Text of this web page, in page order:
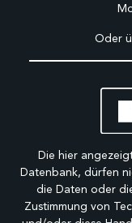
Oder
Die hier
Datenbank, dürfen
die Daten oder
Zustimmung von